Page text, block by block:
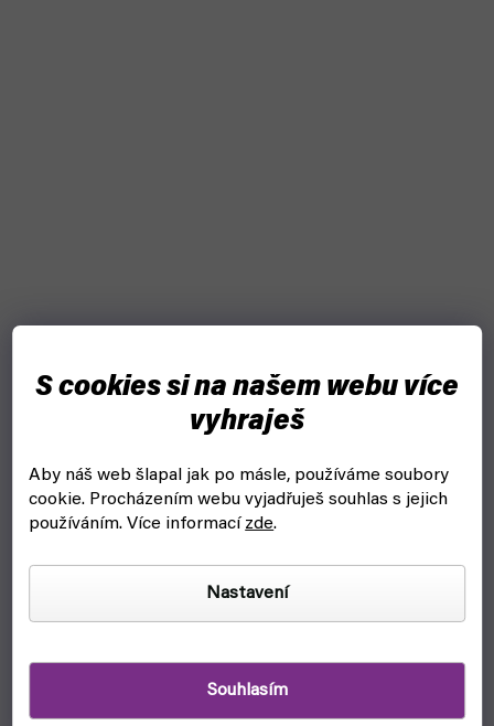
S cookies si na našem webu více
vyhraješ
Aby náš web šlapal jak po másle, používáme soubory
cookie. Procházením webu vyjadřuješ souhlas s jejich
používáním. Více informací zde.
Nastavení
Souhlasím